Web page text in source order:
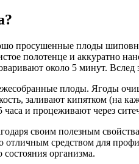
просушенные плоды
полотенце и аккуратно
около 5 минут. Вслед
плоды. Ягоды
заливают кипятком (на
часа и процеживают через
своим полезным
отличным средством для
организма.